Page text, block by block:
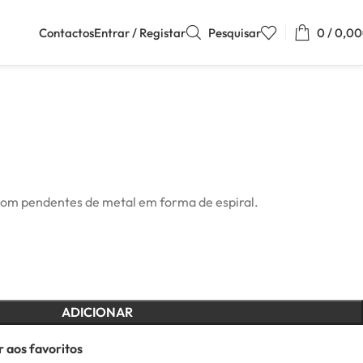
ContactosEntrar / Registar Pesquisar 0/0,00
pendentes de metal em forma de espiral.
ADICIONAR
aos favoritos